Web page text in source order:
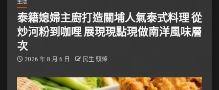
生活
泰籍媳婦主廚打造關埔人氣泰式料理 從
炒河粉到咖哩 展現現點現做南洋風味層
次
2026 年 8 月 6 日 民生 頭條